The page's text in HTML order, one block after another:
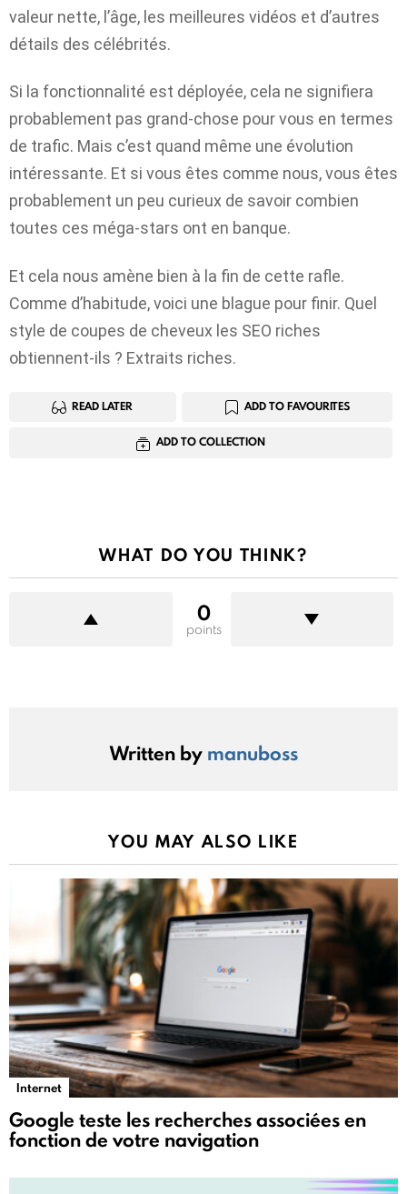
valeur nette, l’âge, les meilleures vidéos et d’autres
détails des célébrités.
Si la fonctionnalité est déployée, cela ne signifiera
probablement pas grand-chose pour vous en termes
de trafic. Mais c’est quand même une évolution
intéressante. Et si vous êtes comme nous, vous êtes
probablement un peu curieux de savoir combien
toutes ces méga-stars ont en banque.
Et cela nous amène bien à la fin de cette rafle.
Comme d’habitude, voici une blague pour finir. Quel
style de coupes de cheveux les SEO riches
obtiennent-ils ? Extraits riches.
READ LATER ADD TO FAVOURITES
ADD TO COLLECTION
WHAT DO YOU THINK?
0
points
Written by manuboss
YOU MAY ALSO LIKE
Internet
Google teste les recherches associées en
fonction de votre navigation